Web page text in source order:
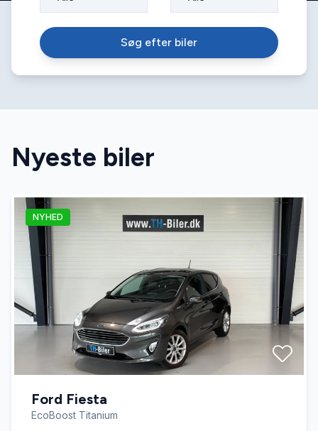
Søg efter biler
Nyeste biler
NYHED
Ford Fiesta
EcoBoost Titanium